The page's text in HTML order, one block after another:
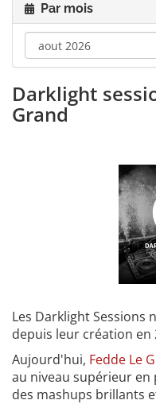
Par mois
Darklight
Grand
Les Darklight Sessions
depuis leur création en
Aujourd'hui, Fedde Le
au niveau supérieur
des mashups brillants